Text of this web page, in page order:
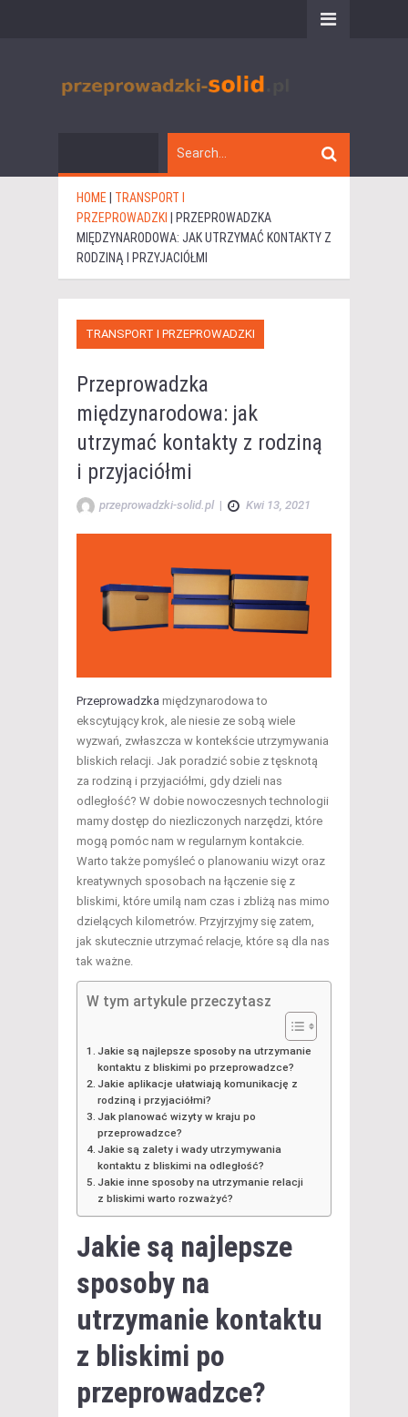
HOME
TRANSPORT I
PRZEPROWADZKI
PRZEPROWADZKA
MIĘDZYNARODOWA: JAK UTRZYMAĆ KONTAKTY Z
RODZINĄ I PRZYJACIÓŁMI
TRANSPORT I PRZEPROWADZKI
Przeprowadzka
międzynarodowa: jak
utrzymać kontakty z rodziną
i przyjaciółmi
przeprowadzki-solid.pl | Kwi 13, 2021
Przeprowadzka międzynarodowa to
ekscytujący krok, ale niesie ze sobą wiele
wyzwań, zwłaszcza w kontekście utrzymywania
bliskich relacji. Jak poradzić sobie z tęsknotą
za rodziną i przyjaciółmi, gdy dzieli nas
odległość? W dobie nowoczesnych technologii
mamy dostęp do niezliczonych narzędzi, które
mogą pomóc nam w regularnym kontakcie.
Warto także pomyśleć o planowaniu wizyt oraz
kreatywnych sposobach na łączenie się z
bliskimi, które umilą nam czas i zbliżą nas mimo
dzielących kilometrów. Przyjrzyjmy się zatem,
jak skutecznie utrzymać relacje, które są dla nas
tak ważne.
W tym artykule przeczytasz
Jakie są najlepsze sposoby na utrzymanie
kontaktu z bliskimi po przeprowadzce?
Jakie aplikacje ułatwiają komunikację z
rodziną i przyjaciółmi?
Jak planować wizyty w kraju po
przeprowadzce?
Jakie są zalety i wady utrzymywania
kontaktu z bliskimi na odległość?
Jakie inne sposoby na utrzymanie relacji
z bliskimi warto rozważyć?
Jakie są najlepsze
sposoby na
utrzymanie kontaktu
z bliskimi po
przeprowadzce?